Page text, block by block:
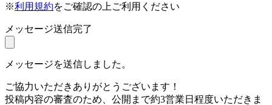
※利用規約をご確認の上ご利用ください
メッセージ送信完了
メッセージを送信しました。
ご協力いただきありがとうございます！
投稿内容の審査のため、公開まで約3営業日程度いただきま